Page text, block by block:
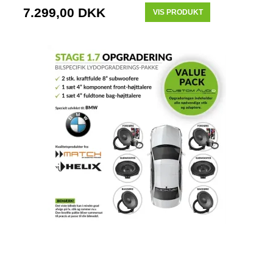
7.299,00 DKK VIS PRODUKT